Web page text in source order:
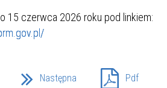
15 czerwca 2026 roku pod linkiem:
Następna Pdf